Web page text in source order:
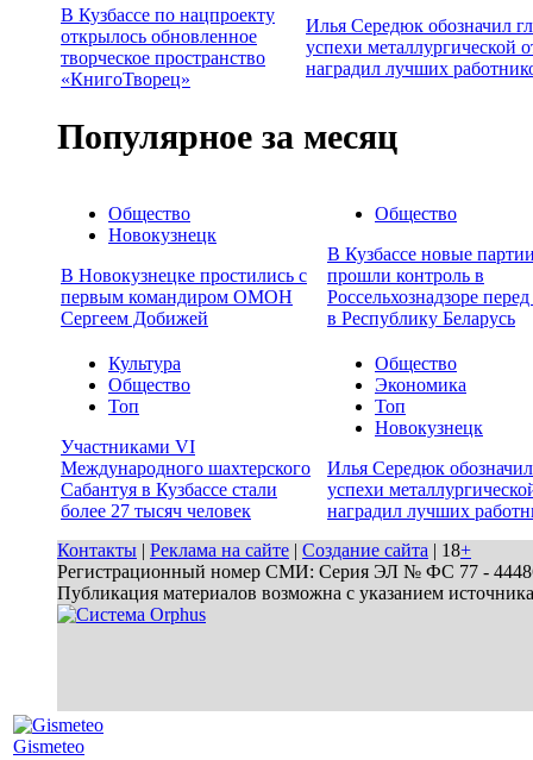
В Кузбассе по нацпроекту
открылось обновленное
творческое пространство
«КнигоТворец»
Илья Середюк обозначил
успехи металлургической
наградил лучших
Популярное за месяц
Общество
Новокузнецк
В Новокузнецке простились с
первым командиром ОМОН
Сергеем Добижей
Общество
В Кузбассе новые
прошли контроль в
Россельхознадзоре
в Республику Беларусь
Культура
Общество
Топ
Участниками VI
Международного шахтерского
Сабантуя в Кузбассе стали
более 27 тысяч человек
Общество
Экономика
Топ
Новокузнецк
Илья Середюк
успехи
наградил лучших
Контакты | Реклама на сайте | Создание сайта | 18+
Регистрационный номер СМИ: Серия ЭЛ № ФС 77 - 44486
Публикация материалов возможна с указанием
Gismeteo